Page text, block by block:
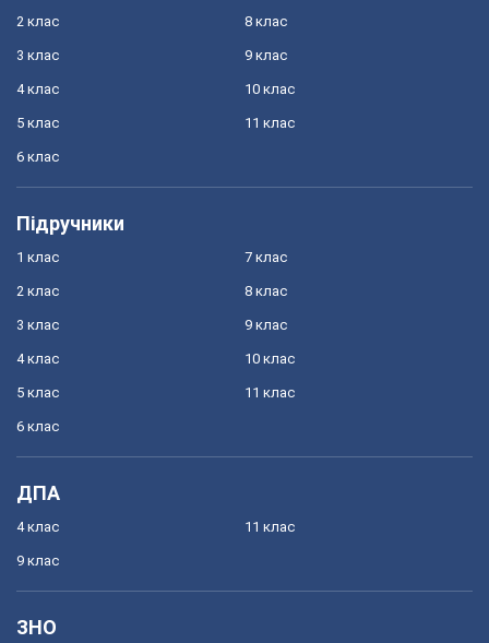
2 клас
3 клас
4 клас
5 клас
6 клас
8 клас
9 клас
10 клас
11 клас
Підручники
1 клас
2 клас
3 клас
4 клас
5 клас
6 клас
7 клас
8 клас
9 клас
10 клас
11 клас
ДПА
4 клас
9 клас
11 клас
ЗНО